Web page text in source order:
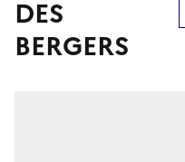
DES
BERGERS